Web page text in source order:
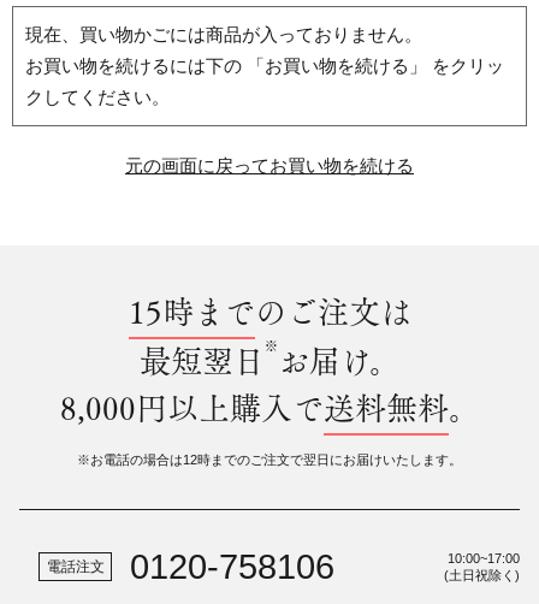
現在、買い物かごには商品が入っておりません。
お買い物を続けるには下の 「お買い物を続ける」 をクリッ
クしてください。
元の画面に戻ってお買い物を続ける
15時までのご注文は
最短翌日 ※ お届け。
8,000円以上購入で送料無料。
※お電話の場合は12時までのご注文で翌日にお届けいたします。
電話注文 0120-758106
10:00~17:00
(土日祝除く)